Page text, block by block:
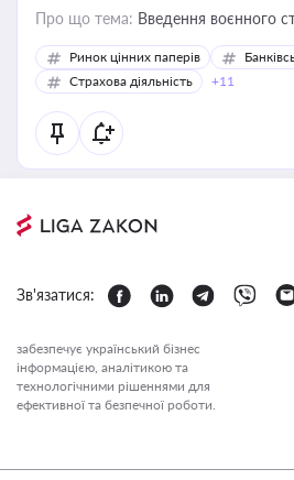
Про що тема: Введення воєнного
Ринок цінних паперів
Страхова діяльність
+11
Зв'язатися:
забезпечує український бізнес
інформацією, аналітикою та
технологічними рішеннями для
ефективної та безпечної роботи.